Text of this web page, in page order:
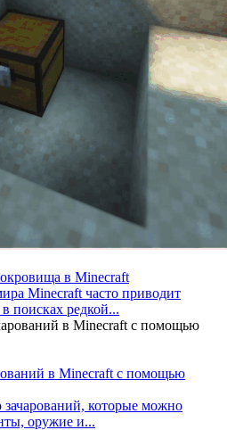
в Minecraft
Minecraft часто приводит
поисках редкой...
в Minecraft с помощью
которые можно
оружие и...